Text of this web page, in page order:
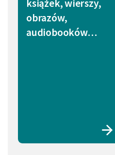
książek, wierszy,
obrazów,
audiobooków…